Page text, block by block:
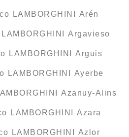
LAMBORGHINI Arén
Argavieso
LAMBORGHINI Arguis
LAMBORGHINI Ayerbe
Azanuy-Alins
LAMBORGHINI Azara
LAMBORGHINI Azlor